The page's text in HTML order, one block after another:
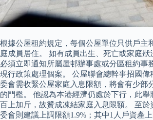
根據公屋租約規定，每個公屋單位只供戶主
庭成員居住。 如有成員出生、死亡或家庭狀
必須立即通知所屬屋邨辦事處或分區租約事
現行政策處理個案。 公屋聯會總幹事招國偉
委會需收緊公屋家庭入息限額，將會有少部
的門檻。 他認為本港經濟仍處於下行，此舉
百上加斤，故贊成凍結家庭入息限額。 至於
委會則建議上調限額1.9%；其中1人戶資產